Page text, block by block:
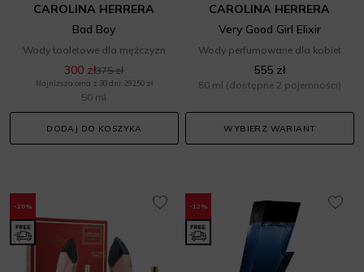
CAROLINA HERRERA
Bad Boy
Wody toaletowe dla mężczyzn
300 zł375 zł
Najniższa cena z 30 dni: 292,50 zł
50 ml
DODAJ DO KOSZYKA
CAROLINA HERRERA
Very Good Girl Elixir
Wody perfumowane dla kobiet
555 zł
50 ml (dostępne 2 pojemności)
WYBIERZ WARIANT
-20% -12%